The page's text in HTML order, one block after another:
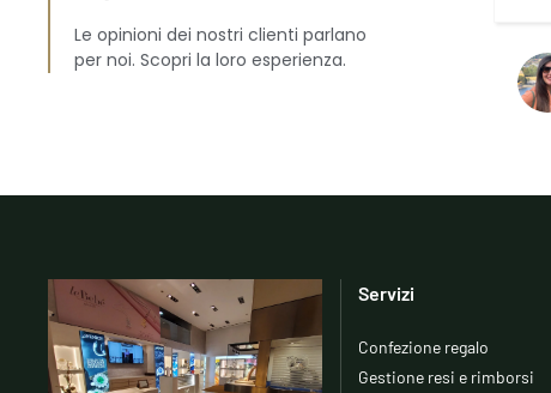
Le opinioni dei nostri clienti parlano
per noi. Scopri la loro esperienza.
Servizi
Confezione regalo
Gestione resi e rimborsi